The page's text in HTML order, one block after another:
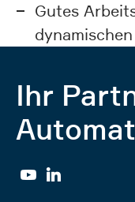
Gutes
dynamischen
Ihr
YouTube